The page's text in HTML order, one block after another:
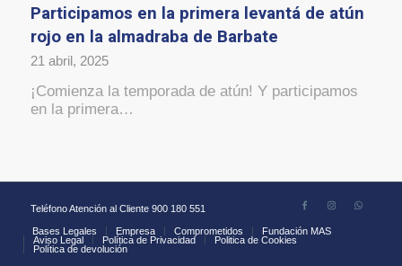
Participamos en la primera levantá de atún
rojo en la almadraba de Barbate
21 abril, 2025
¡Comienza la temporada de atún! Y participamos
en la primera…
Teléfono Atención al Cliente 900 180 551
Bases Legales Empresa Comprometidos
Fundación MAS
Aviso Legal
Política de Privacidad
Politica de Cookies
Política de devolución